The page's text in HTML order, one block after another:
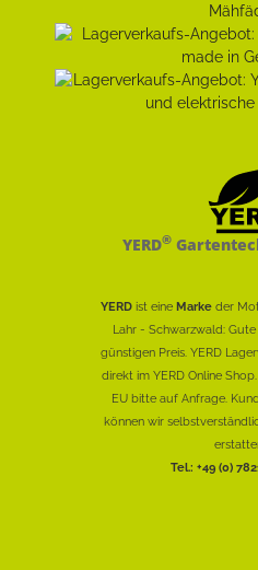
YERD®
YERD ist eine Marke der
Lahr - Schwarzwald:
günstigen Preis. YERD
direkt im YERD Online
EU bitte auf Anfrage.
können wir
Tel.: +49 (0)